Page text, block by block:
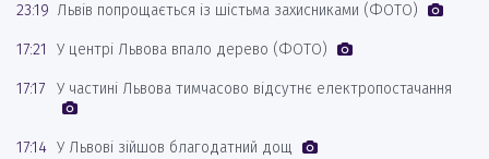
23:19 Львів попрощається із шістьма захисниками (ФОТО)
17:21 У центрі Львова впало дерево (ФОТО)
17:17 У частині Львова тимчасово відсутнє електропостачання
17:14 У Львові зійшов благодатний дощ